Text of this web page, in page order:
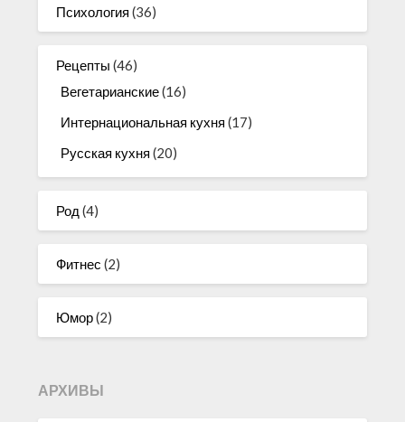
Психология (36)
Рецепты (46)
Вегетарианские(16)
Интернациональная кухня (17)
Русская кухня (20)
Род (4)
Фитнес (2)
Юмор(2)
АРХИВЫ